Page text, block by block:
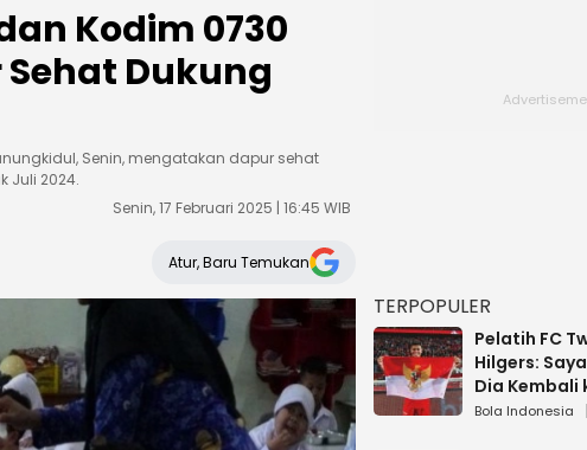
Kodim 0730
Dukung
Senin, mengatakan dapur sehat
Juli 2024.
Senin, 17 Februari 2025 | 16:45 WIB
Atur, Baru Temukan
TERPOPULER
Pelatih FC
Hilgers:
Dia Kembali
Bola Indonesia